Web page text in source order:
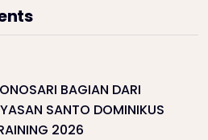
BAGIAN DARI
SANTO DOMINIKUS
2026